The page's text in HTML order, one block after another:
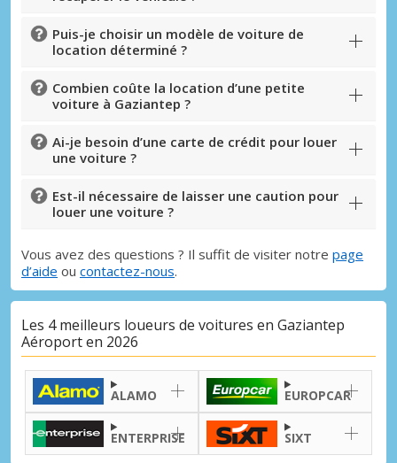
Puis-je choisir un modèle de voiture de
location déterminé ?
Combien coûte la location d’une petite
voiture à Gaziantep ?
Ai-je besoin d’une carte de crédit pour louer
une voiture ?
Est-il nécessaire de laisser une caution pour
louer une voiture ?
Vous avez des questions ? Il suffit de visiter notre page
d’aide ou contactez-nous.
Les 4 meilleurs loueurs de voitures en Gaziantep
Aéroport en 2026
ALAMO EUROPCAR
ENTERPRISE SIXT